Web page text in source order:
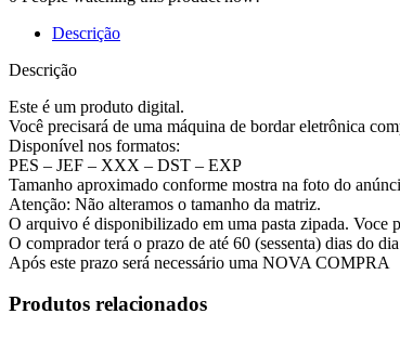
Descrição
Descrição
Este é um produto digital.
Você precisará de uma máquina de bordar eletrônica
Disponível nos formatos:
PES – JEF – XXX – DST – EXP
Tamanho aproximado conforme mostra na foto do
Atenção: Não alteramos o tamanho da matriz.
O arquivo é disponibilizado em uma pasta zipada.
O comprador terá o prazo de até 60 (sessenta) dias do
Após este prazo será necessário uma NOVA COMPRA
Produtos relacionados